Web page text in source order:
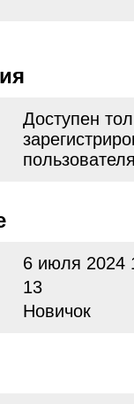
Доступен
6 июля 2024
13
Новичок